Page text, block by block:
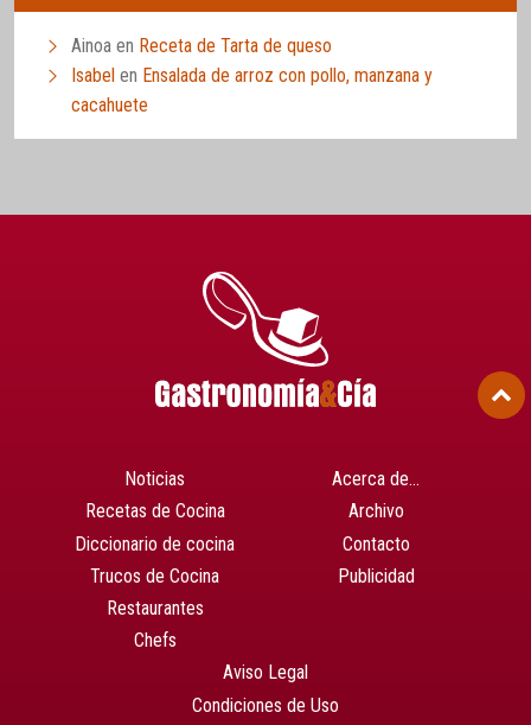
Ainoa en Receta de Tarta de queso
Isabel en Ensalada de arroz con pollo, manzana y
cacahuete
Noticias
Recetas de Cocina
Diccionario de cocina
Trucos de Cocina
Restaurantes
Chefs
Acerca de…
Archivo
Contacto
Publicidad
Aviso Legal
Condiciones de Uso